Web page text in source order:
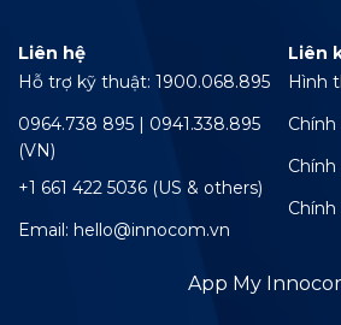
Liên hệ
Hỗ trợ kỹ thuật: 1900.068.895
0964.738 895 | 0941.338.895
(VN)
+1 661 422 5036 (US & others)
Email: hello@innocom.vn
Liên
Hình
App My